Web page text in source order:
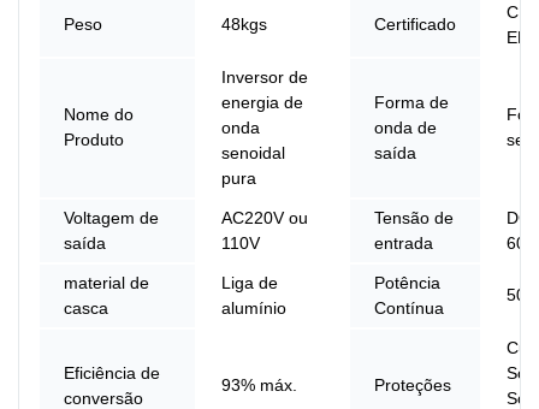
Peso 48kgs Certificado
CE,
Nome do
Produto
Inversor de
energia de
onda
senoidal
pura
Forma de
onda de
saída
Voltagem de
saída
AC220V ou
110V
Tensão de
entrada
DC
material de
casca
Liga de
alumínio
Potência
Contínua
Eficiência de
conversão
93% máx. Proteções